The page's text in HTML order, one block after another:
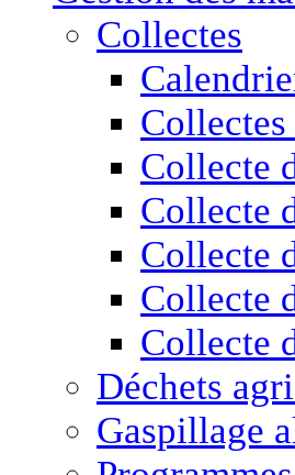
Collectes
Collecte
Collecte
Collecte
Collecte
Collecte
Déchets
Gaspillage